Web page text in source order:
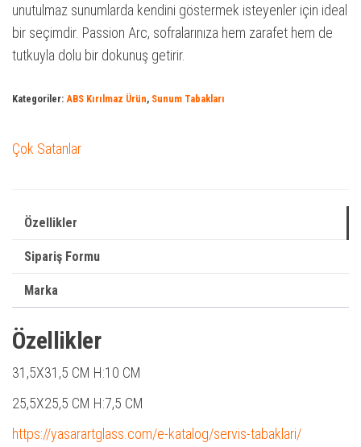
unutulmaz sunumlarda kendini göstermek isteyenler için ideal
bir seçimdir. Passion Arc, sofralarınıza hem zarafet hem de
tutkuyla dolu bir dokunuş getirir.
Kategoriler: ABS Kırılmaz Ürün, Sunum Tabakları
Çok Satanlar
Özellikler
Sipariş Formu
Marka
Özellikler
31,5X31,5 CM H:10 CM
25,5X25,5 CM H:7,5 CM
https://yasarartglass.com/e-katalog/servis-tabaklari/